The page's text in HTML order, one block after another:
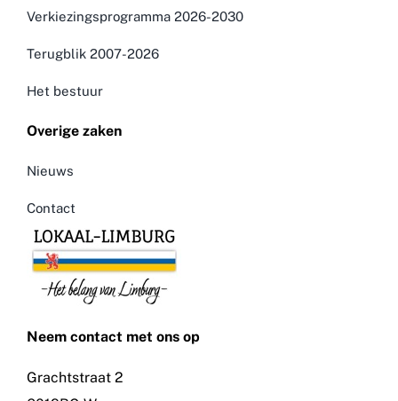
Verkiezingsprogramma 2026-2030
Terugblik 2007-2026
Het bestuur
Overige zaken
Nieuws
Contact
Neem contact met ons op
Grachtstraat 2